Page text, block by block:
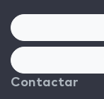
Contactar